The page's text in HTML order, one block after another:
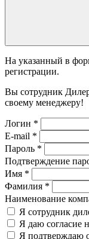
На указанный в
регистрации.
Вы сотрудник
своему менеджеру!
Логин *
E-mail *
Пароль *
Подтверждение
Имя *
Фамилия *
Наименование
Я сотрудник
Я даю согласие
Я подтверждаю